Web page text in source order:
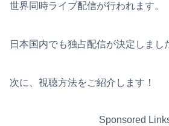
世界同時ライブ配信が行われます。
日本国内でも独占配信が決定しまし
次に、視聴方法をご紹介します！
Sponsored